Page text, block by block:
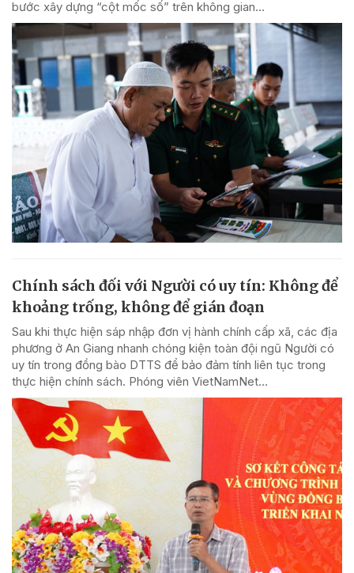
bước xây dựng “cột mốc số” trên không gian...
Chính sách đối với Người có uy tín: Không để
khoảng trống, không để gián đoạn
Sau khi thực hiện sáp nhập đơn vị hành chính cấp xã, các địa
phương ở An Giang nhanh chóng kiện toàn đội ngũ Người có
uy tín trong đồng bào DTTS để bảo đảm tính liên tục trong
thực hiện chính sách. Phóng viên VietNamNet...